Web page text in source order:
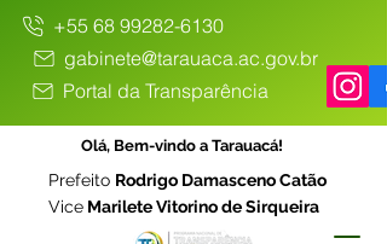
+55 68 99282-6130
gabinete@tarauaca.ac.gov.br
Portal da Transparência
Olá, Bem-vindo a Tarauacá!
Prefeito Rodrigo Damasceno Catão
Vice Marilete Vitorino de Sirqueira